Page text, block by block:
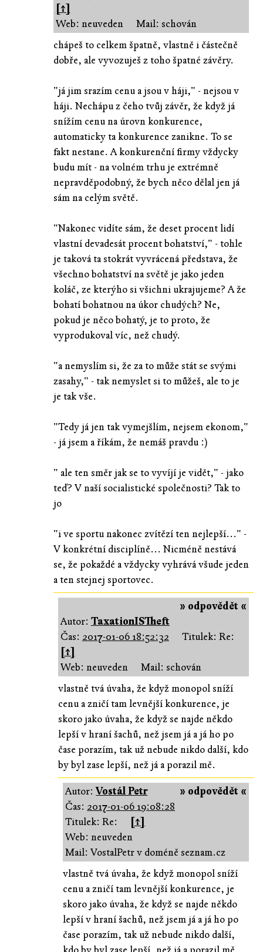
[↑]
Web: neuveden
Mail: schován
chápeš to celkem špatně, vlastně i částečně
dobře, ale vyvozuješ z toho špatné závěry.
"já jim srazím cenu a jsou v háji," - nejsou v
háji. Nechápu z čeho tvůj závěr, že když já
snížím cenu na úrovn konkurence,
automaticky ta konkurence zanikne. To se
fakt nestane. A konkurenční firmy vždycky
budu mít - na volném trhu je extrémně
nepravděpodobný, že bych něco dělal jen já
sám na celým světě.
"Nakonec vidíte sám, že deset procent lidí
vlastní devadesát procent bohatství," - tohle
je taková ta stokrát vyvrácená představa, že
všechno bohatství na světě je jako jeden
koláč, ze kterýho si všichni ukrajujeme? A že
bohatí bohatnou na úkor chudých? Ne,
pokud je něco bohatý, je to proto, že
vyprodukoval víc, než chudý.
"a nemyslím si, že za to může stát se svými
zasahy," - tak nemyslet si to můžeš, ale to je
je tak vše.
"Tedy já jen tak vymejšlím, nejsem ekonom,"
- já jsem a říkám, že nemáš pravdu :)
" ale ten směr jak se to vyvíjí je vidět," - jako
teď? V naší socialistické společnosti? Tak to
jo
"i ve sportu nakonec zvítězí ten nejlepší..." -
V konkrétní disciplíně... Nicméně nestává
se, že pokaždé a vždycky vyhrává všude jeden
a ten stejnej sportovec.
» odpovědět «
Autor: TaxationISTheft
Čas: 2017-01-06 18:52:32
Titulek: Re:
[↑]
Web: neuveden
Mail: schován
vlastně tvá úvaha, že když monopol sníží
cenu a zničí tam levnější konkurence, je
skoro jako úvaha, že když se najde někdo
lepší v hraní šachů, než jsem já a já ho po
čase porazím, tak už nebude nikdo další, kdo
by byl zase lepší, než já a porazil mě.
» odpovědět «
Autor:Vostál Petr
Čas: 2017-01-06 19:08:28
Titulek: Re:
[↑]
Web: neuveden
Mail: VostalPetr v doméně seznam.cz
vlastně tvá úvaha, že když monopol sníží
cenu a zničí tam levnější konkurence, je
skoro jako úvaha, že když se najde někdo
lepší v hraní šachů, než jsem já a já ho po
čase porazím, tak už nebude nikdo další,